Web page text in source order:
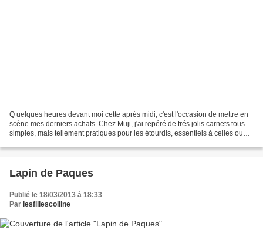
Q uelques heures devant moi cette aprés midi, c'est l'occasion de mettre en
scène mes derniers achats. Chez Muji, j'ai repéré de trés jolis carnets tous
simples, mais tellement pratiques pour les étourdis, essentiels à celles ou
Lapin de Paques
Publié le 18/03/2013 à 18:33
Par lesfillescolline